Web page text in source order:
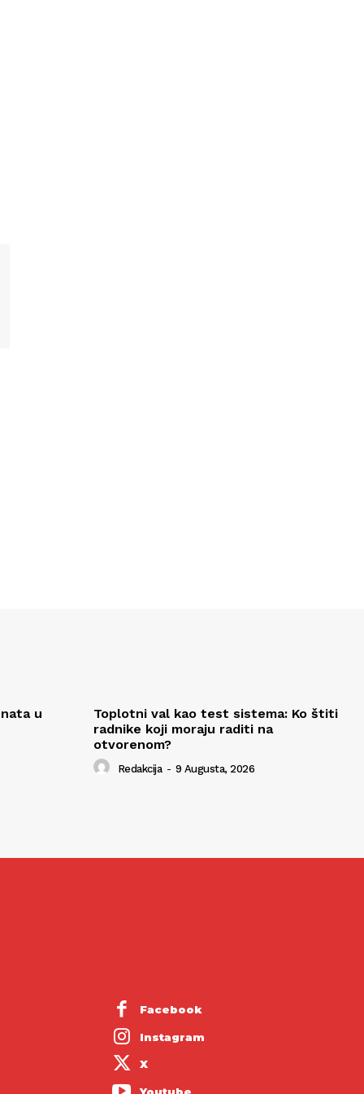
u
Toplotni val kao test sistema: Ko štiti
radnike koji moraju raditi na
otvorenom?
Redakcija - 9 Augusta, 2026
Facebook
Instagram
X